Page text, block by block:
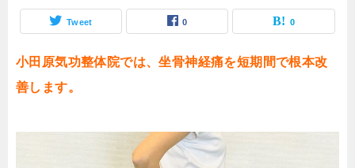
Tweet 0 0
小田原気功整体院では、坐骨神経痛を短期間で根本改
善します。